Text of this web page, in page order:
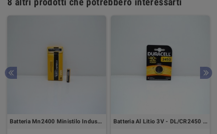
Batteria Mn2400 Ministilo Industrial - Confezione Da 10 Pezzi Duracell Batteria Al Litio 3V - DL/CR2450 - 1 Pezzo Duracell